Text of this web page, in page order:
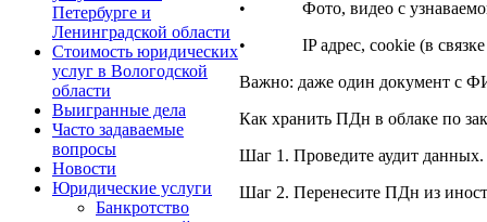
Петербурге и
Ленинградской области
Стоимость юридических
услуг в Вологодской
области
Выигранные дела
Часто задаваемые
вопросы
Новости
Юридические услуги
Банкротство
• Фото, видео с
• IP адрес, cookie (в связке
Важно: даже один документ с
Как хранить ПДн в облаке по
Шаг 1. Проведите аудит
Шаг 2. Перенесите ПДн из